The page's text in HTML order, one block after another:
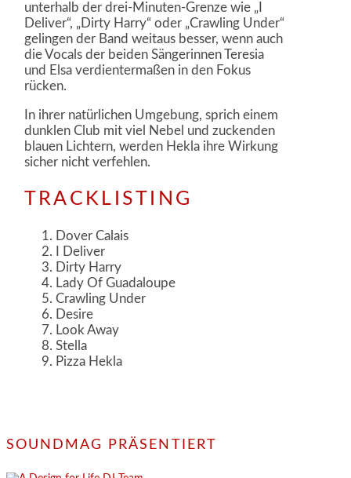
unterhalb der drei-Minuten-Grenze wie „I
Deliver“, „Dirty Harry“ oder „Crawling Under“
gelingen der Band weitaus besser, wenn auch
die Vocals der beiden Sängerinnen Teresia
und Elsa verdientermaßen in den Fokus
rücken.
In ihrer natürlichen Umgebung, sprich einem
dunklen Club mit viel Nebel und zuckenden
blauen Lichtern, werden Hekla ihre Wirkung
sicher nicht verfehlen.
TRACKLISTING
Dover Calais
I Deliver
Dirty Harry
Lady Of Guadaloupe
Crawling Under
Desire
Look Away
Stella
Pizza Hekla
SOUNDMAG PRÄSENTIERT